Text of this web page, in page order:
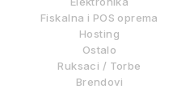
Fiskalna i POS oprema
Hosting
Ostalo
Ruksaci / Torbe
Brendovi